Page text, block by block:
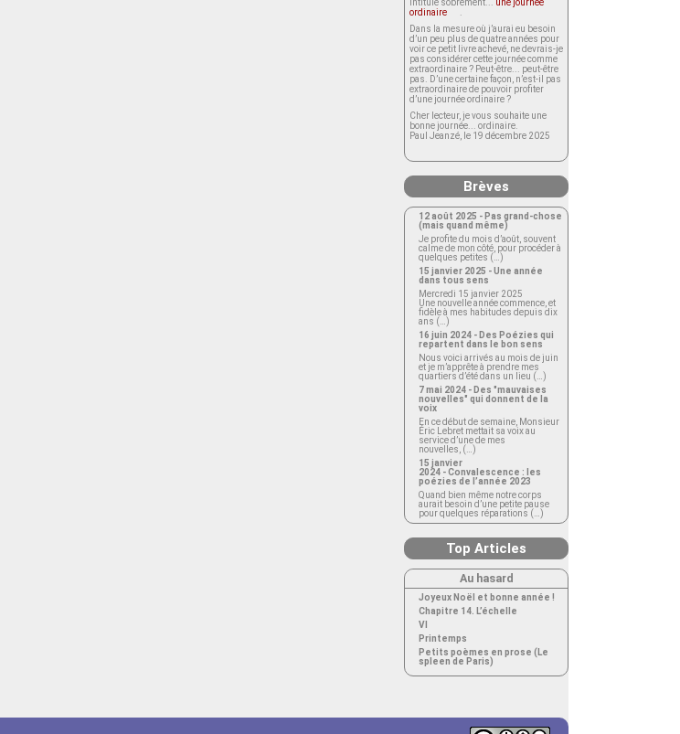
intitulé sobrement... une journée
ordinaire
Dans la mesure où j’aurai eu besoin
d’un peu plus de quatre années pour
voir ce petit livre achevé, ne devrais-je
pas considérer cette journée comme
extraordinaire ? Peut-être... peut-être
pas. D’une certaine façon, n’est-il pas
extraordinaire de pouvoir profiter
d’une journée ordinaire ?
Cher lecteur, je vous souhaite une
bonne journée... ordinaire.
Paul Jeanzé, le 19 décembre 2025
Brèves
12 août 2025 - Pas grand-chose
(mais quand même)
Je profite du mois d’août, souvent
calme de mon côté, pour procéder à
quelques petites (…)
15 janvier 2025 - Une année
dans tous sens
Mercredi 15 janvier 2025
Une nouvelle année commence, et
fidèle à mes habitudes depuis dix
ans (…)
16 juin 2024 - Des Poézies qui
repartent dans le bon sens
Nous voici arrivés au mois de juin
et je m’apprête à prendre mes
quartiers d’été dans un lieu (…)
7 mai 2024 - Des "mauvaises
nouvelles" qui donnent de la
voix
En ce début de semaine, Monsieur
Éric Lebret mettait sa voix au
service d’une de mes
nouvelles, (…)
15 janvier
2024 - Convalescence : les
poézies de l’année 2023
Quand bien même notre corps
aurait besoin d’une petite pause
pour quelques réparations (…)
Top Articles
Au hasard
Joyeux Noël et bonne année !
Chapitre 14. L’échelle
VI
Printemps
Petits poèmes en prose (Le
spleen de Paris)